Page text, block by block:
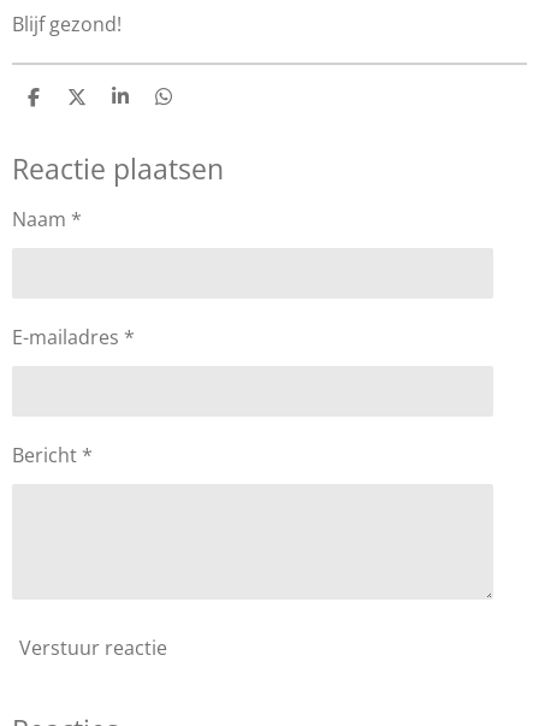
Blijf gezond!
D
e
n
D
l
S
r
e
D
e
n
Reactie plaatsen
Naam *
E-mailadres *
Bericht *
Verstuur reactie